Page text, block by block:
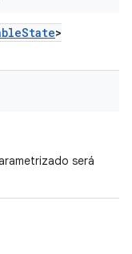
State>
será